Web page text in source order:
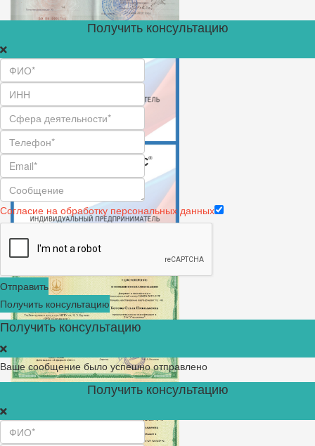
Получить консультацию
Согласие на обработку персональных данных
Отправить
Получить консультацию
Получить консультацию
Ваше сообщение было успешно отправлено
Получить консультацию